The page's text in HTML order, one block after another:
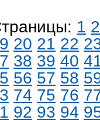
1 2
20 21 22
38 39 40
56 57 58
74 75 76
92 93 94